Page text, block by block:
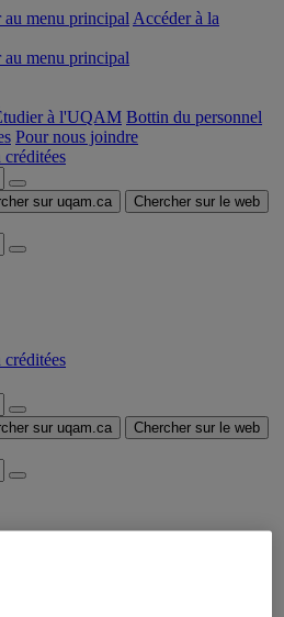
au menu principal Accéder à la
au menu principal
à l'UQAM Bottin du personnel
Pour nous joindre
sur uqam.ca Chercher sur le web
sur uqam.ca Chercher sur le web